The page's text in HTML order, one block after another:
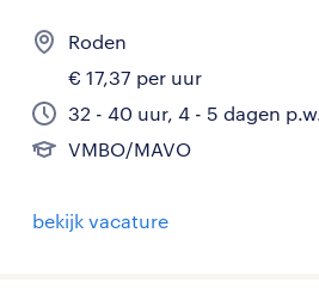
Roden
€ 17,37 per uur
32 - 40 uur, 4 - 5 dagen p.w.
VMBO/MAVO
bekijk vacature